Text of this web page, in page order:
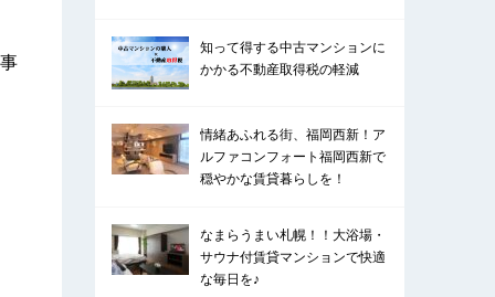
知って得する中古マンションに
かかる不動産取得税の軽減
情緒あふれる街、福岡西新！ア
ルファコンフォート福岡西新で
穏やかな賃貸暮らしを！
なまらうまい札幌！！大浴場・
サウナ付賃貸マンションで快適
な毎日を♪